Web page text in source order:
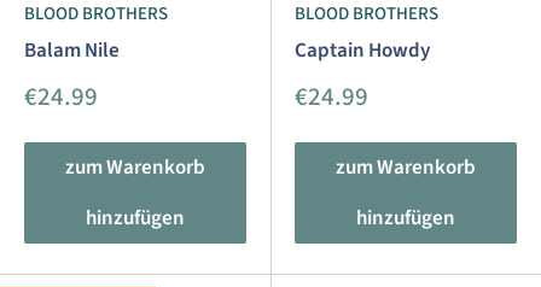
BLOOD BROTHERS
Balam Nile
Sonderpreis
€24.99
zum Warenkorb
hinzufügen
BLOOD BROTHERS
Captain Howdy
Sonderpreis
€24.99
zum Warenkorb
hinzufügen